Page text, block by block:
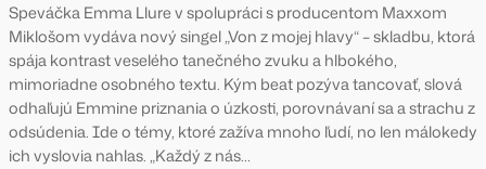
Speváčka Emma Llure v spolupráci s producentom Maxxom
Miklošom vydáva nový singel „Von z mojej hlavy“ – skladbu, ktorá
spája kontrast veselého tanečného zvuku a hlbokého,
mimoriadne osobného textu. Kým beat pozýva tancovať, slová
odhaľujú Emmine priznania o úzkosti, porovnávaní sa a strachu z
odsúdenia. Ide o témy, ktoré zažíva mnoho ľudí, no len málokedy
ich vyslovia nahlas. „Každý z nás…